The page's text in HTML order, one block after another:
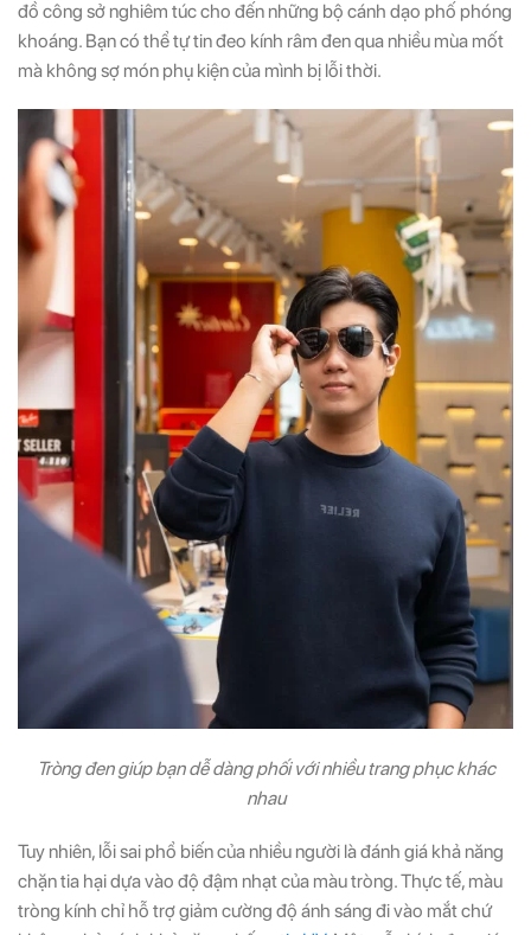
đồ công sở nghiêm túc cho đến những bộ cánh dạo phố phóng
khoáng. Bạn có thể tự tin đeo kính râm đen qua nhiều mùa mốt
mà không sợ món phụ kiện của mình bị lỗi thời.
Tròng đen giúp bạn dễ dàng phối với nhiều trang phục khác
nhau
Tuy nhiên, lỗi sai phổ biến của nhiều người là đánh giá khả năng
chặn tia hại dựa vào độ đậm nhạt của màu tròng. Thực tế, màu
tròng kính chỉ hỗ trợ giảm cường độ ánh sáng đi vào mắt chứ